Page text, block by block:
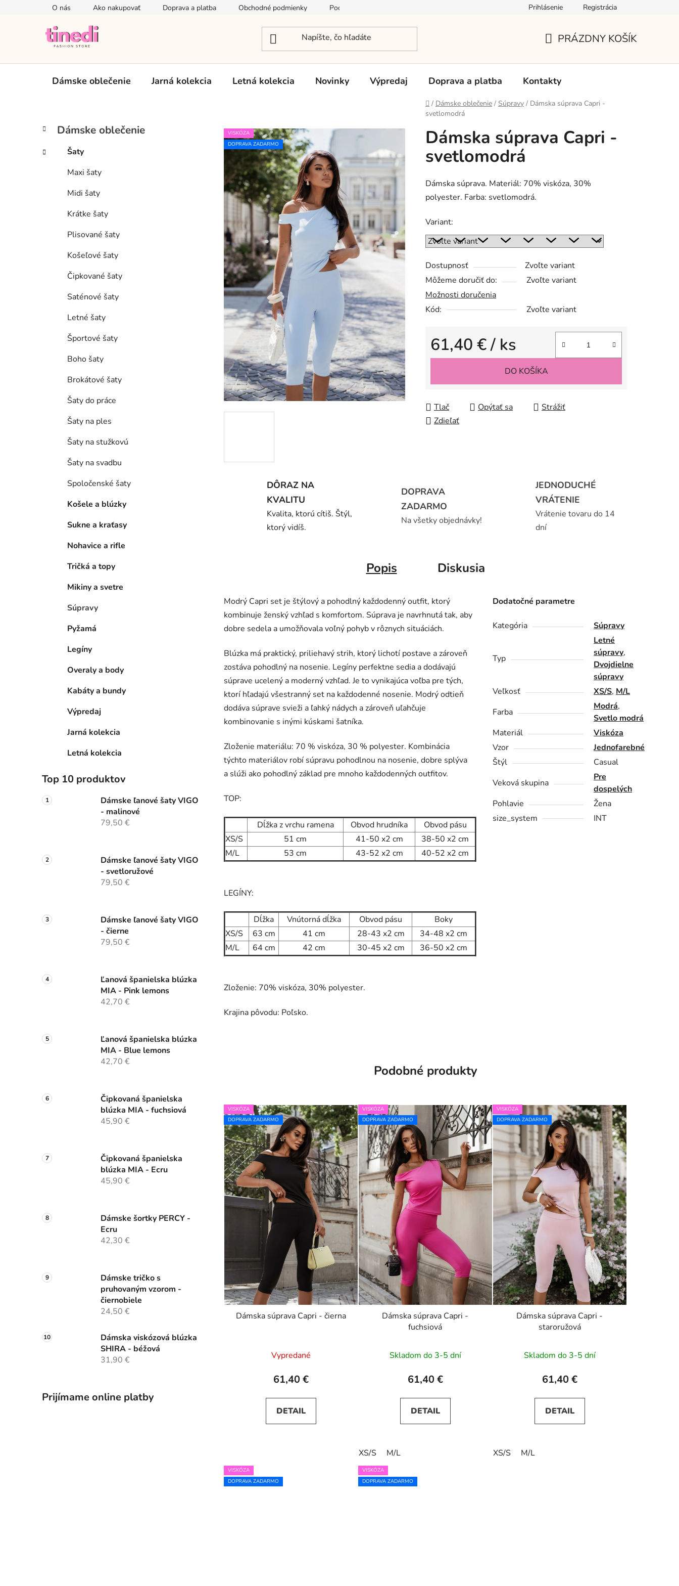
O nás Ako nakupovať Doprava a platba Obchodné podmienky Podmienky ochrany osobných údajov Používanie súborov Cookies Reklamačný poriadok
Prihlásenie Registrácia
KOŠÍK
PRÁZDNY KOŠÍK
Dámske oblečenie Jarná kolekcia Letná kolekcia Novinky Výpredaj Doprava a platba Kontakty
Domov
/ Dámske oblečenie / Súpravy / Dámska súprava Capri -
svetlomodrá
B
č
Preskočiť
kategórie
K
a
e
Dámske oblečenie
Šaty
Maxi šaty
Midi šaty
Krátke šaty
Plisované šaty
Košeľové šaty
Čipkované šaty
Saténové šaty
Letné šaty
Športové šaty
Boho šaty
Brokátové šaty
Šaty do práce
Šaty na ples
Šaty na stužkovú
Šaty na svadbu
Spoločenské šaty
Košele a blúzky
Sukne a kraťasy
Nohavice a rifle
Tričká a topy
Mikiny a svetre
Súpravy
Pyžamá
Legíny
Overaly a body
Kabáty a bundy
Výpredaj
Jarná kolekcia
Letná kolekcia
Top 10 produktov
Dámske ľanové šaty VIGO
- malinové
79,50 €
Dámske ľanové šaty VIGO
- svetloružové
79,50 €
Dámske ľanové šaty VIGO
- čierne
79,50 €
Ľanová španielska blúzka
MIA - Pink lemons
42,70 €
Ľanová španielska blúzka
MIA - Blue lemons
42,70 €
Čipkovaná španielska
blúzka MIA - fuchsiová
45,90 €
Čipkovaná španielska
blúzka MIA - Ecru
45,90 €
Dámske šortky PERCY -
Ecru
42,30 €
Dámske tričko s
pruhovaným vzorom -
čiernobiele
24,50 €
Dámska viskózová blúzka
SHIRA - béžová
31,90 €
Prijímame online platby
Dámska súprava Capri -
svetlomodrá
Dámska súprava. Materiál: 70% viskóza, 30%
polyester. Farba: svetlomodrá.
Variant:
Dostupnosť
Zvoľte variant
Môžeme doručiť do:
Zvoľte variant
Možnosti doručenia
Kód:
Zvoľte variant
61,40 €/ ks
Jednotková cena:
DO KOŠÍKA
Tlač Opýtať sa
Strážiť
Zdieľať
VISKÓZA
DOPRAVA ZADARMO
DÔRAZ NA
KVALITU
Kvalita, ktorú cítiš. Štýl,
ktorý vidíš.
DOPRAVA
ZADARMO
Na všetky objednávky!
JEDNODUCHÉ
VRÁTENIE
Vrátenie tovaru do 14
dní
Popis Diskusia
Modrý Capri set je štýlový a pohodlný každodenný outfit, ktorý
kombinuje ženský vzhľad s komfortom. Súprava je navrhnutá tak, aby
dobre sedela a umožňovala voľný pohyb v rôznych situáciách.
Blúzka má praktický, priliehavý strih, ktorý lichotí postave a zároveň
zostáva pohodlný na nosenie. Legíny perfektne sedia a dodávajú
súprave ucelený a moderný vzhľad. Je to vynikajúca voľba pre tých,
ktorí hľadajú všestranný set na každodenné nosenie. Modrý odtieň
dodáva súprave svieži a ľahký nádych a zároveň uľahčuje
kombinovanie s inými kúskami šatníka.
Zloženie materiálu: 70 % viskóza, 30 % polyester. Kombinácia
týchto materiálov robí súpravu pohodlnou na nosenie, dobre splýva
a slúži ako pohodlný základ pre mnoho každodenných outfitov.
TOP:
Dĺžka z vrchu ramena Obvod hrudníka
Obvod pásu
XS/S
51 cm 41-50 x2 cm 38-50 x2 cm
M/L
53 cm 43-52 x2 cm 40-52 x2 cm
LEGÍNY:
Dĺžka Vnútorná dĺžka Obvod pásu
Boky
XS/S
63 cm 41 cm 28-43 x2 cm 34-48 x2 cm
M/L
64 cm 42 cm 30-45 x2 cm 36-50 x2 cm
Zloženie: 70% viskóza, 30% polyester.
Krajina pôvodu: Poľsko.
Dodatočné parametre
Kategória Súpravy
Typ
Letné
súpravy,
Dvojdielne
súpravy
Veľkosť
XS/S, M/L
Farba
Modrá,
Svetlo modrá
Materiál
Viskóza
Vzor
Jednofarebné
Štýl
Casual
Veková skupina
Pre
dospelých
Pohlavie
Žena
size_system
INT
Podobné produkty
VISKÓZA
DOPRAVA ZADARMO
Dámska súprava Capri - čierna
Vypredané
61,40 €
DETAIL
VISKÓZA
DOPRAVA ZADARMO
Dámska súprava Capri -
fuchsiová
Skladom do 3-5 dní
61,40 €
DETAIL
XS/S M/L
VISKÓZA
DOPRAVA ZADARMO
Dámska súprava Capri -
staroružová
Skladom do 3-5 dní
61,40 €
DETAIL
XS/S M/L
VISKÓZA
DOPRAVA ZADARMO
VISKÓZA
DOPRAVA ZADARMO